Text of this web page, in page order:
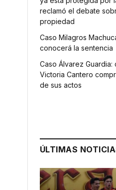
reclamó el debate
propiedad
Caso Milagros
conocerá la sentencia
Caso Álvarez Guardia:
Victoria Cantero
de sus actos
ÚLTIMAS